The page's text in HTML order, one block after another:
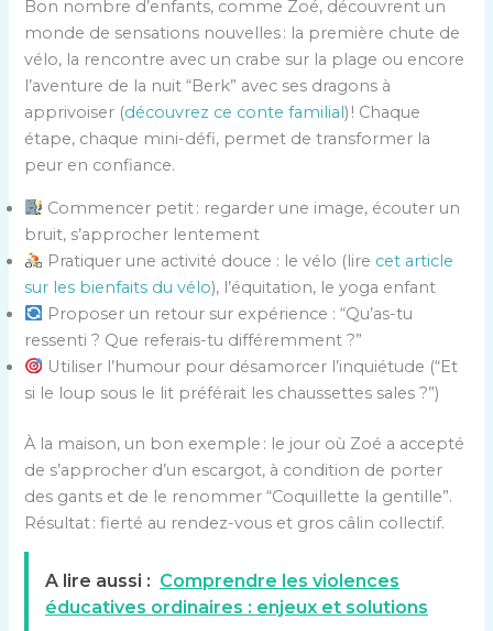
Bon nombre d’enfants, comme Zoé, découvrent un
monde de sensations nouvelles : la première chute de
vélo, la rencontre avec un crabe sur la plage ou encore
l’aventure de la nuit “Berk” avec ses dragons à
apprivoiser (découvrez ce conte familial) ! Chaque
étape, chaque mini-défi, permet de transformer la
peur en confiance.
Commencer petit : regarder une image, écouter un
bruit, s’approcher lentement
Pratiquer une activité douce : le vélo (lire cet article
sur les bienfaits du vélo), l’équitation, le yoga enfant
Proposer un retour sur expérience : “Qu’as-tu
ressenti ? Que referais-tu différemment ?”
Utiliser l’humour pour désamorcer l’inquiétude (“Et
si le loup sous le lit préférait les chaussettes sales ?”)
À la maison, un bon exemple : le jour où Zoé a accepté
de s’approcher d’un escargot, à condition de porter
des gants et de le renommer “Coquillette la gentille”.
Résultat : fierté au rendez-vous et gros câlin collectif.
A lire aussi : Comprendre les violences
éducatives ordinaires : enjeux et solutions